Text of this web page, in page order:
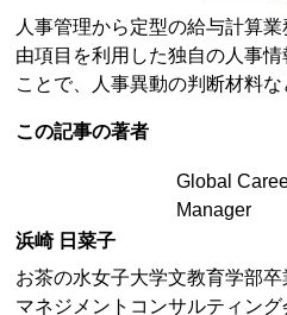
人事管理から定型の給与計算
由項目を利用した独自の人事
ことで、人事異動の判断材料な
この記事の著者
Global
Manager
浜崎 日菜子
お茶の水女子大学文教育学部
マネジメントコンサルティン